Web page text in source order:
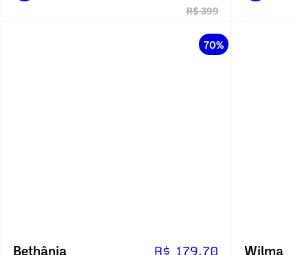
R$ 399
70%
Bethânia R$ 179,70 Wilma